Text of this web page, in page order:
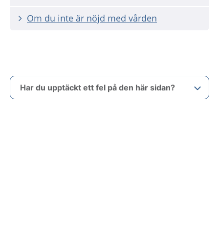
Om du inte är nöjd med vården
Har du upptäckt ett fel på den här sidan?